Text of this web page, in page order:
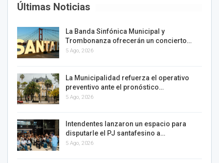
Últimas Noticias
La Banda Sinfónica Municipal y
Trombonanza ofrecerán un concierto…
5 Ago, 2026
La Municipalidad refuerza el operativo
preventivo ante el pronóstico…
5 Ago, 2026
Intendentes lanzaron un espacio para
disputarle el PJ santafesino a…
5 Ago, 2026